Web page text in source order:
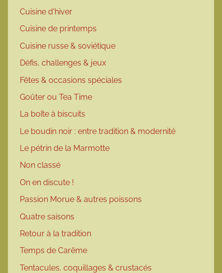
Cuisine d'hiver
Cuisine de printemps
Cuisine russe & soviétique
Défis, challenges & jeux
Fêtes & occasions spéciales
Goûter ou Tea Time
La boîte à biscuits
Le boudin noir : entre tradition & modernité
Le pétrin de la Marmotte
Non classé
On en discute !
Passion Morue & autres poissons
Quatre saisons
Retour à la tradition
Temps de Carême
Tentacules, coquillages & crustacés